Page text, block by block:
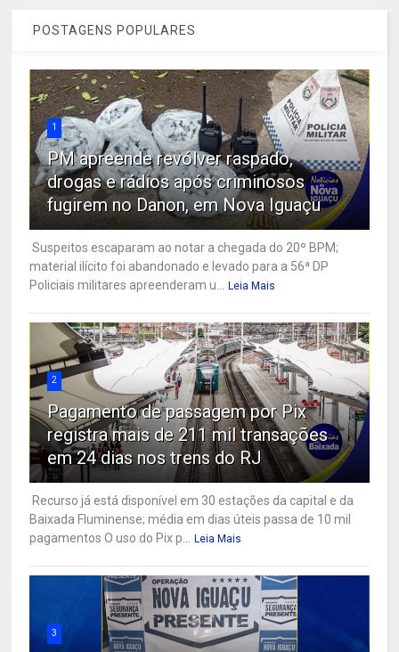
POSTAGENS POPULARES
1
PM apreende revólver raspado,
drogas e rádios após criminosos
fugirem no Danon, em Nova Iguaçu
Suspeitos escaparam ao notar a chegada do 20º BPM;
material ilícito foi abandonado e levado para a 56ª DP
Policiais militares apreenderam u...
Leia Mais
2
Pagamento de passagem por Pix
registra mais de 211 mil transações
em 24 dias nos trens do RJ
Recurso já está disponível em 30 estações da capital e da
Baixada Fluminense; média em dias úteis passa de 10 mil
pagamentos O uso do Pix p...
Leia Mais
3